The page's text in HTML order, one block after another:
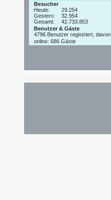
Besucher
Heute:
29.254
Gestern:
32.954
Gesamt:
42.733.853
Benutzer & Gäste
4796 Benutzer registriert, davon
online: 686 Gäste